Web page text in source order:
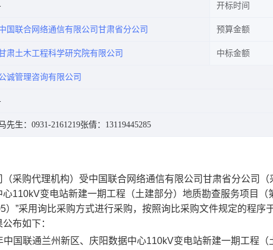
开标时间
国联合网络通信有限公司甘肃省分公司 预算金额
肃土木工程科学研究院有限公司 中标金额
诚管理咨询有限公司
先生：0931-2161219张倩：13119445285
采购代理机构）受中国联合网络通信有限公司甘肃省分公司
110kV变电站新建一期工程（土建部分）地质勘查服务项目（
）”采用询比采购方式进行采购， 按照询比采购文件规定的程序
布如下：
中国联通兰州新区、庆阳数据中心110kV变电站新建一期工程